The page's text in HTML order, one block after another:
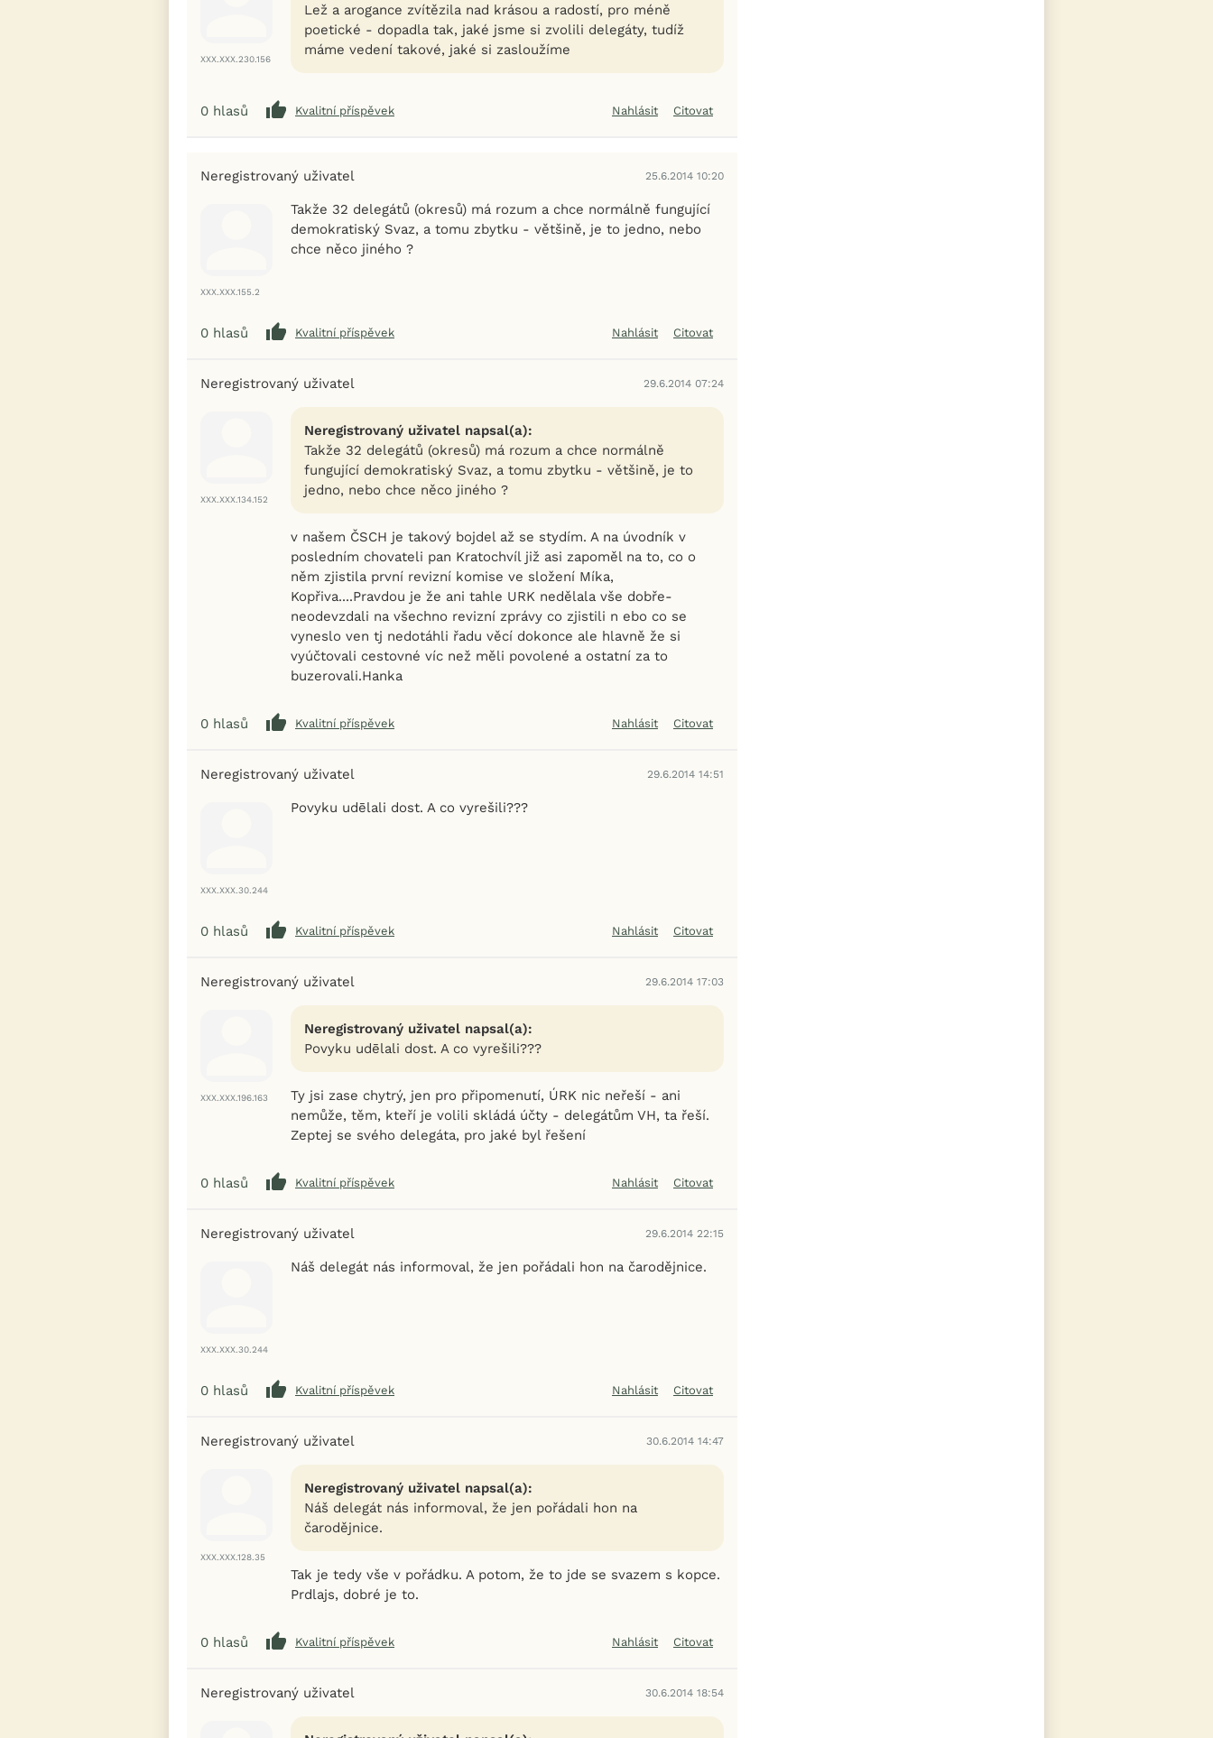
XXX.XXX.230.156
Lež a arogance zvítězila nad krásou a radostí, pro méně
poetické - dopadla tak, jaké jsme si zvolili delegáty, tudíž
máme vedení takové, jaké si zasloužíme
0 hlasů Kvalitní příspěvek Nahlásit Citovat
Neregistrovaný uživatel 25.6.2014 10:20
XXX.XXX.155.2
Takže 32 delegátů (okresů) má rozum a chce normálně fungující
demokratiský Svaz, a tomu zbytku - většině, je to jedno, nebo
chce něco jiného ?
0 hlasů Kvalitní příspěvek Nahlásit Citovat
Neregistrovaný uživatel 29.6.2014 07:24
XXX.XXX.134.152
Neregistrovaný uživatel napsal(a):
Takže 32 delegátů (okresů) má rozum a chce normálně
fungující demokratiský Svaz, a tomu zbytku - většině, je to
jedno, nebo chce něco jiného ?
v našem ČSCH je takový bojdel až se stydím. A na úvodník v
posledním chovateli pan Kratochvíl již asi zapoměl na to, co o
něm zjistila první revizní komise ve složení Míka,
Kopřiva....Pravdou je že ani tahle URK nedělala vše dobře-
neodevzdali na všechno revizní zprávy co zjistili n ebo co se
vyneslo ven tj nedotáhli řadu věcí dokonce ale hlavně že si
vyúčtovali cestovné víc než měli povolené a ostatní za to
buzerovali.Hanka
0 hlasů Kvalitní příspěvek Nahlásit Citovat
Neregistrovaný uživatel 29.6.2014 14:51
XXX.XXX.30.244
Povyku udēlali dost. A co vyrešili???
0 hlasů Kvalitní příspěvek Nahlásit Citovat
Neregistrovaný uživatel 29.6.2014 17:03
XXX.XXX.196.163
Neregistrovaný uživatel napsal(a):
Povyku udēlali dost. A co vyrešili???
Ty jsi zase chytrý, jen pro připomenutí, ÚRK nic neřeší - ani
nemůže, těm, kteří je volili skládá účty - delegátům VH, ta řeší.
Zeptej se svého delegáta, pro jaké byl řešení
0 hlasů Kvalitní příspěvek Nahlásit Citovat
Neregistrovaný uživatel 29.6.2014 22:15
XXX.XXX.30.244
Náš delegát nás informoval, že jen pořádali hon na čarodějnice.
0 hlasů Kvalitní příspěvek Nahlásit Citovat
Neregistrovaný uživatel 30.6.2014 14:47
XXX.XXX.128.35
Neregistrovaný uživatel napsal(a):
Náš delegát nás informoval, že jen pořádali hon na
čarodějnice.
Tak je tedy vše v pořádku. A potom, že to jde se svazem s kopce.
Prdlajs, dobré je to.
0 hlasů Kvalitní příspěvek Nahlásit Citovat
Neregistrovaný uživatel 30.6.2014 18:54